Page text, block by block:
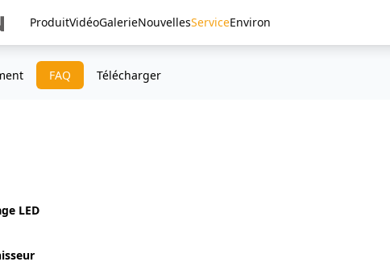
ProduitVidéoGalerieNouvellesServiceEnviron
FAQ Télécharger
LED